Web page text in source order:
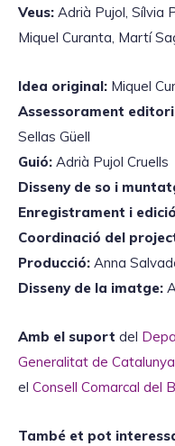
Veus: Adrià Pujol, Sílvia
Miquel Curanta, Martí
Idea original: Miquel
Assessorament
Sellas Güell
Guió: Adrià Pujol Cruells
Disseny de so i
Enregistrament i
Coordinació del
Producció: Anna
Disseny de la imatge:
Amb el suport del
Generalitat de Catalunya
el Consell Comarcal del
També et pot